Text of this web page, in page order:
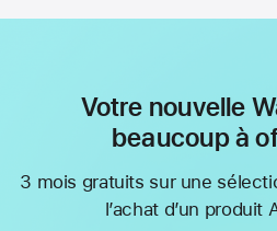
Votre nouvelle
beaucoup à
3 mois gratuits sur une
l’achat d’un produit